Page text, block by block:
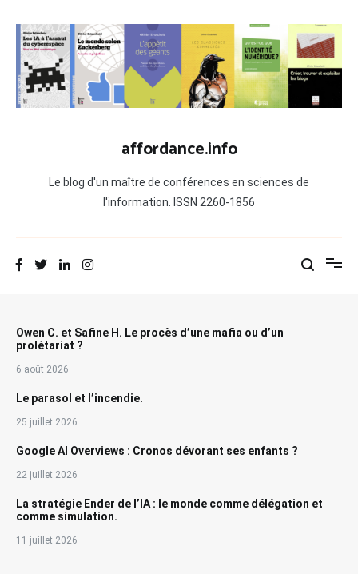
contenu
affordance.info
Le blog d'un maître de conférences en sciences de
l'information. ISSN 2260-1856
Owen C. et Safine H. Le procès d’une mafia ou d’un
prolétariat ?
6 août 2026
Le parasol et l’incendie.
25 juillet 2026
Google AI Overviews : Cronos dévorant ses enfants ?
22 juillet 2026
La stratégie Ender de l’IA : le monde comme délégation et
comme simulation.
11 juillet 2026